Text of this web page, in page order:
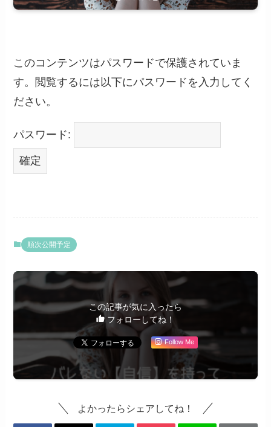
このコンテンツはパスワードで保護されていま
す。閲覧するには以下にパスワードを入力してく
ださい。
パスワード:
順次公開予定
この記事が気に入ったら
フォローしてね！
Follow Me
よかったらシェアしてね！